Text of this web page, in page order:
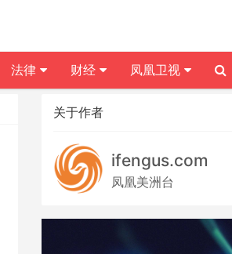
关于作者
ifengus.com
凤凰美洲台
法律 财经 凤凰卫视